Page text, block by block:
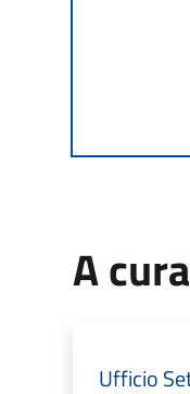
A
Ufficio